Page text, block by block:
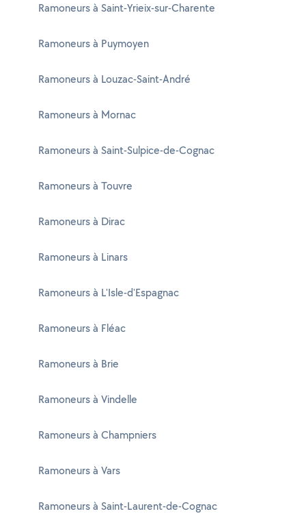
Ramoneurs à Saint-Yrieix-sur-Charente
Ramoneurs à Puymoyen
Ramoneurs à Louzac-Saint-André
Ramoneurs à Mornac
Ramoneurs à Saint-Sulpice-de-Cognac
Ramoneurs à Touvre
Ramoneurs à Dirac
Ramoneurs à Linars
Ramoneurs à L'Isle-d'Espagnac
Ramoneurs à Fléac
Ramoneurs à Brie
Ramoneurs à Vindelle
Ramoneurs à Champniers
Ramoneurs à Vars
Ramoneurs à Saint-Laurent-de-Cognac